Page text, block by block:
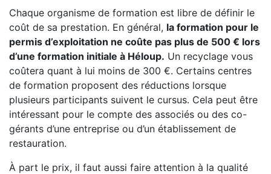
Chaque organisme de formation est libre de définir le
coût de sa prestation. En général, la formation pour le
permis d’exploitation ne coûte pas plus de 500 € lors
d’une formation initiale à Héloup. Un recyclage vous
coûtera quant à lui moins de 300 €. Certains centres
de formation proposent des réductions lorsque
plusieurs participants suivent le cursus. Cela peut être
intéressant pour le compte des associés ou des co-
gérants d’une entreprise ou d’un établissement de
restauration.
À part le prix, il faut aussi faire attention à la qualité